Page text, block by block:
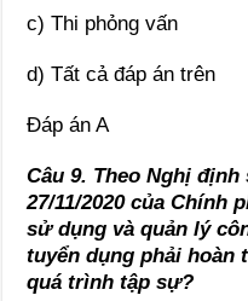
c) Thi phỏng vấn
d) Tất cả đáp án trên
Đáp án A
Câu 9. Theo Nghị định
27/11/2020 của Chính
sử dụng và quản lý
tuyển dụng phải hoàn
quá trình tập sự?